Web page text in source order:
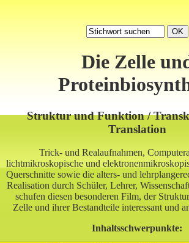
Die Zelle
Struktur und Funktion /
Translation
Trick- und Realaufnahmen,
lichtmikroskopische und
Querschnitte sowie die alters- und
Realisation durch Schüler, Lehrer,
schufen diesen besonderen Film, der
Zelle und ihrer Bestandteile interessant und
Inhaltsschwerpunkte: